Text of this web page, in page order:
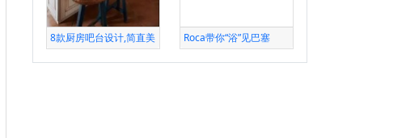
8款厨房吧台设计,简直美 Roca带你“浴”见巴塞